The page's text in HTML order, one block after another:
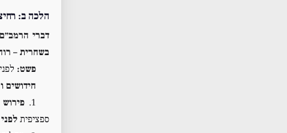
הלכה ב:
דברי
בשחרית –
פשט:
חידושים
1.
ספציפית